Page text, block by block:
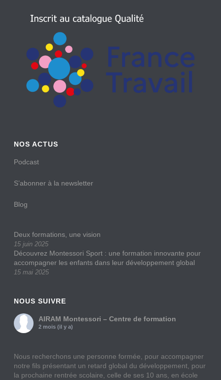
NOS ACTUS
Podcast
S’abonner à la newsletter
Blog
Deux formations, une vision
15 juin 2025
Découvrez Montessori Sport : une formation innovante pour
accompagner les enfants dans leur développement global
15 mai 2025
NOUS SUIVRE
AIRAM Montessori – Centre de formation
2 mois (il y a)
Nous recherchons une personne formée, pour accompagner
notre fils présentant un retard global du développement, pour
la prochaine rentrée scolaire, celle de ses 10 ans, en école